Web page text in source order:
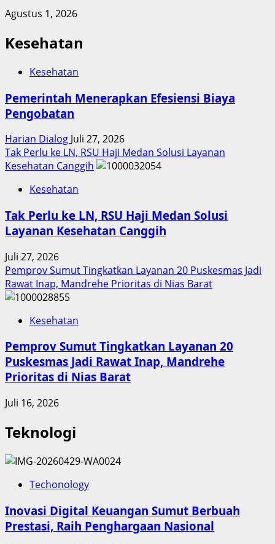
Agustus 1, 2026
Kesehatan
Kesehatan
Pemerintah Menerapkan Efesiensi Biaya
Pengobatan
Harian Dialog Juli 27, 2026
Tak Perlu ke LN, RSU Haji Medan Solusi Layanan
Kesehatan Canggih
Kesehatan
Tak Perlu ke LN, RSU Haji Medan Solusi
Layanan Kesehatan Canggih
Juli 27, 2026
Pemprov Sumut Tingkatkan Layanan 20 Puskesmas Jadi
Rawat Inap, Mandrehe Prioritas di Nias Barat
Kesehatan
Pemprov Sumut Tingkatkan Layanan 20
Puskesmas Jadi Rawat Inap, Mandrehe
Prioritas di Nias Barat
Juli 16, 2026
Teknologi
Techonology
Inovasi Digital Keuangan Sumut Berbuah
Prestasi, Raih Penghargaan Nasional